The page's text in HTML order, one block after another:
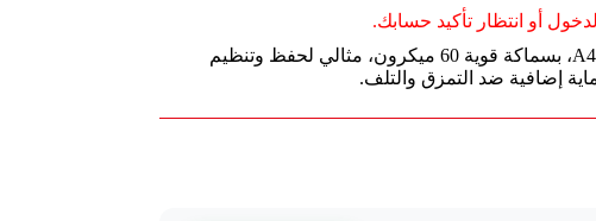
أو انتظار تأكيد حسابك.
ديلي مصنف مثقب شفاف، قياس A4، بسماكة قوية 60 ميكرون، مثالي لحفظ وتنظيم
إضافية ضد التمزق والتلف.